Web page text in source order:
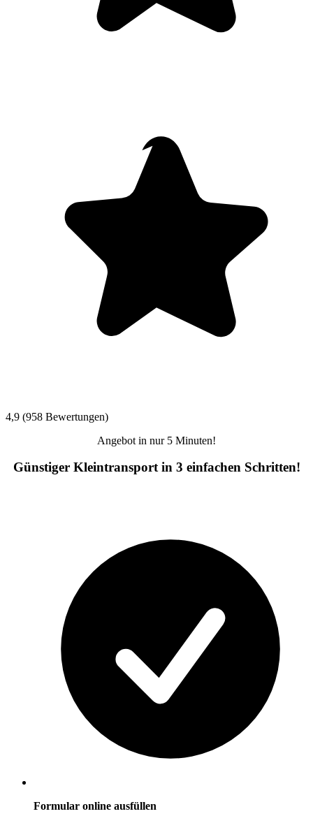
4,9 (958 Bewertungen)
Angebot in nur 5 Minuten!
Günstiger Kleintransport in 3 einfachen Schritten!
Formular online ausfüllen